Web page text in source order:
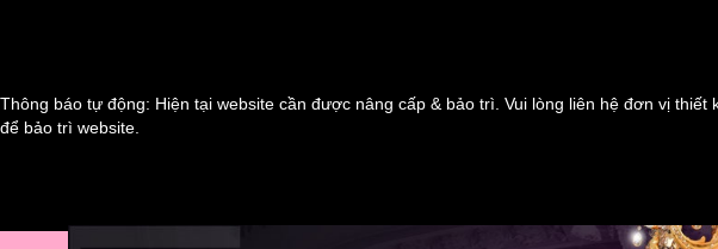
Thông báo tự động: Hiện tại website cần được nâng cấp & bảo trì. Vui lòng liên hệ đơn vị
để bảo trì website.